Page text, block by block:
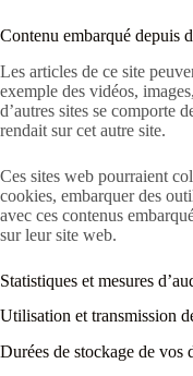
Contenu embarqué depuis
Les articles de ce site
exemple des vidéos,
d’autres sites se comporte
rendait sur cet autre site.
Ces sites web pourraient
cookies, embarquer des
avec ces contenus
sur leur site web.
Statistiques et mesures
Utilisation et transmission
Durées de stockage de vos